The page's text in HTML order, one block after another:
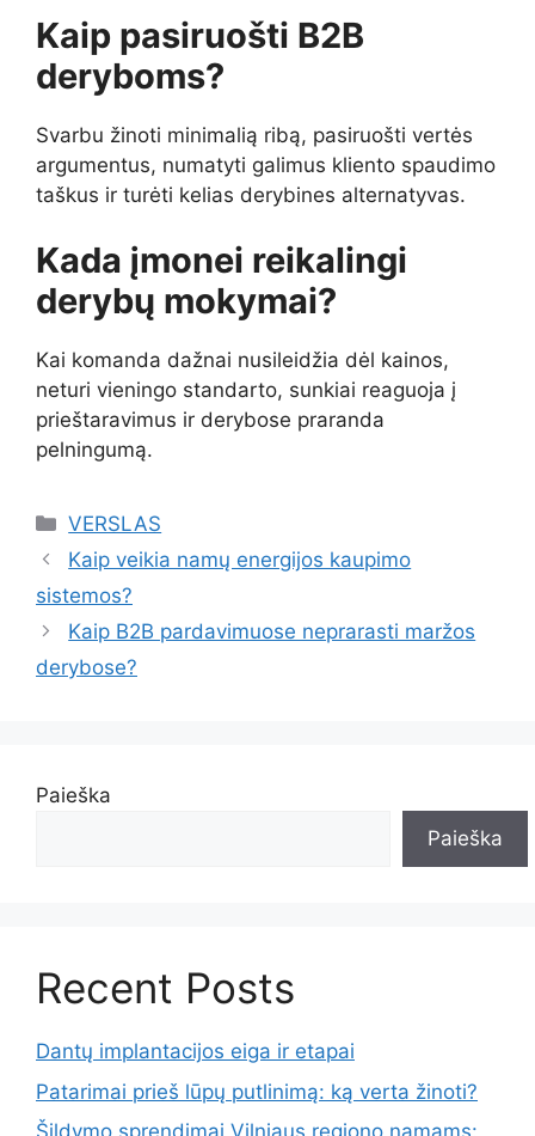
Kaip pasiruošti B2B
deryboms?
Svarbu žinoti minimalią ribą, pasiruošti vertės
argumentus, numatyti galimus kliento spaudimo
taškus ir turėti kelias derybines alternatyvas.
Kada įmonei reikalingi
derybų mokymai?
Kai komanda dažnai nusileidžia dėl kainos,
neturi vieningo standarto, sunkiai reaguoja į
prieštaravimus ir derybose praranda
pelningumą.
Kategorijos
VERSLAS
Kaip veikia namų energijos kaupimo
sistemos?
Kaip B2B pardavimuose neprarasti maržos
derybose?
Paieška
Paieška
Recent Posts
Dantų implantacijos eiga ir etapai
Patarimai prieš lūpų putlinimą: ką verta žinoti?
Šildymo sprendimai Vilniaus regiono namams: